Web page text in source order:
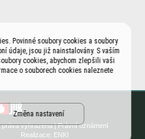
práva vyhrazena |Právní oznámení
ENKI
Povinné soubory cookies a soubory
údaje, jsou již nainstalovány. S vaším
cookies, abychom zlepšili vaši
o souborech cookies naleznete
Změna nastavení